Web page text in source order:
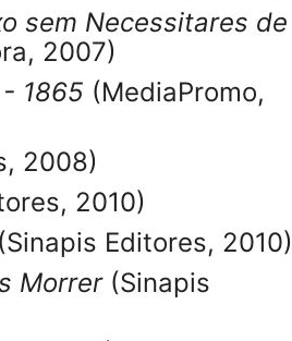
sem Necessitares de
2007)
1865 (MediaPromo,
2008)
2010)
(Sinapis Editores, 2010)
Morrer(Sinapis